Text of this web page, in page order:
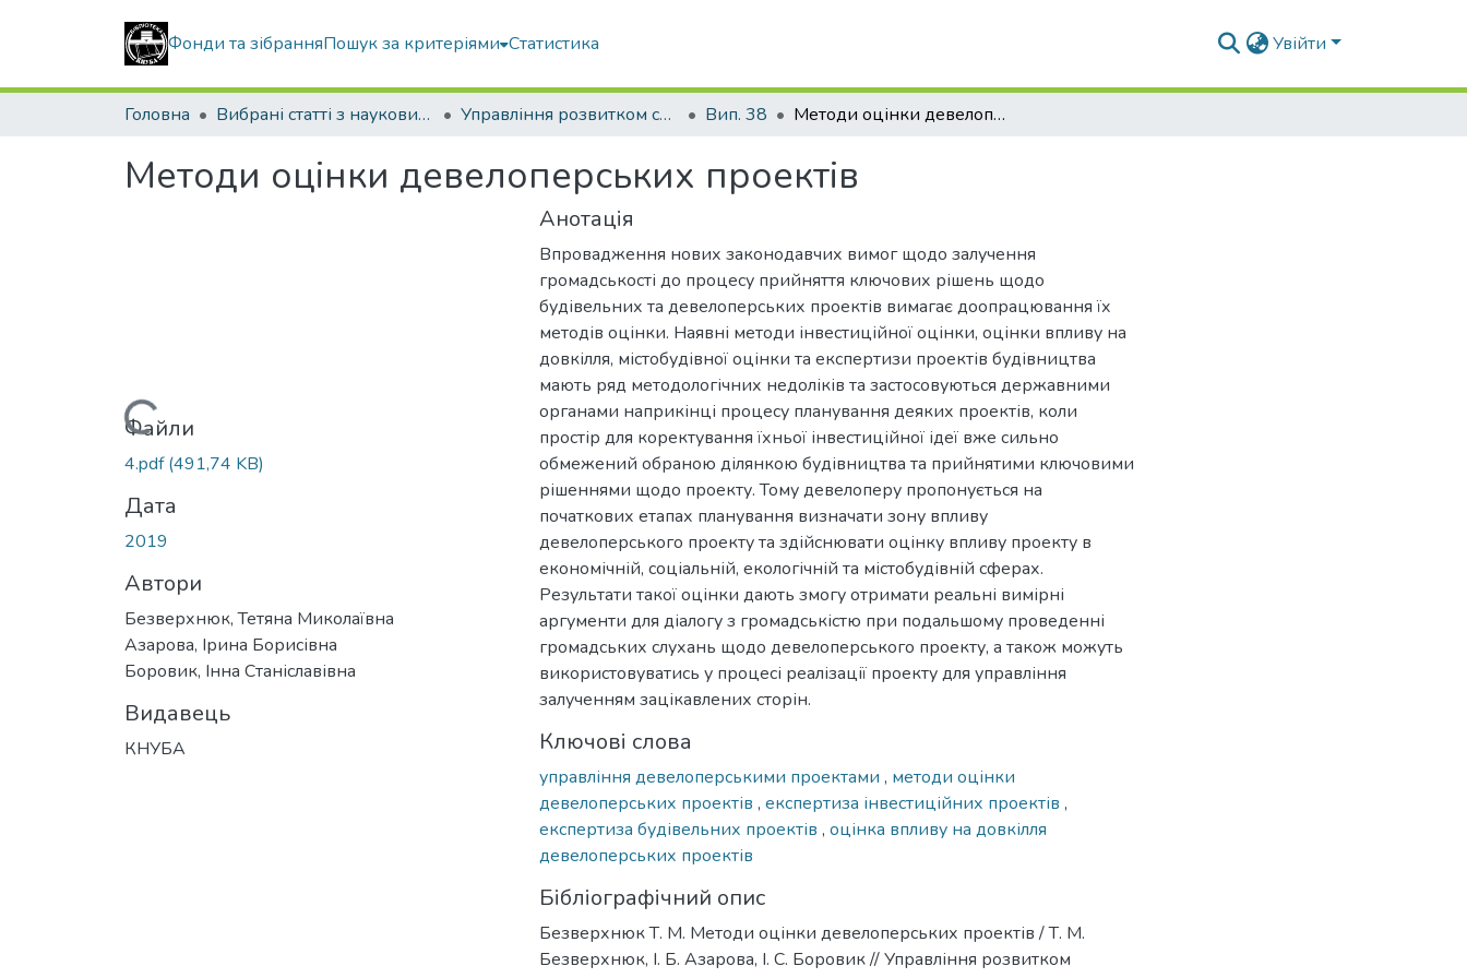
Фонди та зібранняПошук за критеріями Статистика Увійти
Головна Вибрані статті з наукових збірників КНУБА Управління розвитком складних систем Вип. 38 Методи оцінки девелоперських проектів
Методи оцінки девелоперських проектів
Вантажиться...
Файли
4.pdf(491,74 KB)
Дата
2019
Автори
Безверхнюк, Тетяна Миколаївна
Азарова, Ірина Борисівна
Боровик, Інна Станіславівна
Видавець
КНУБА
Анотація
Впровадження нових законодавчих вимог щодо залучення
громадськості до процесу прийняття ключових рішень щодо
будівельних та девелоперських проектів вимагає доопрацювання їх
методів оцінки. Наявні методи інвестиційної оцінки, оцінки впливу на
довкілля, містобудівної оцінки та експертизи проектів будівництва
мають ряд методологічних недоліків та застосовуються державними
органами наприкінці процесу планування деяких проектів, коли
простір для коректування їхньої інвестиційної ідеї вже сильно
обмежений обраною ділянкою будівництва та прийнятими ключовими
рішеннями щодо проекту. Тому девелоперу пропонується на
початкових етапах планування визначати зону впливу
девелоперського проекту та здійснювати оцінку впливу проекту в
економічній, соціальній, екологічній та містобудівній сферах.
Результати такої оцінки дають змогу отримати реальні вимірні
аргументи для діалогу з громадськістю при подальшому проведенні
громадських слухань щодо девелоперського проекту, а також можуть
використовуватись у процесі реалізації проекту для управління
залученням зацікавлених сторін.
Ключові слова
управління девелоперськими проектами , методи оцінки
девелоперських проектів , експертиза інвестиційних проектів ,
експертиза будівельних проектів , оцінка впливу на довкілля
девелоперських проектів
Бібліографічний опис
Безверхнюк Т. М. Методи оцінки девелоперських проектів / Т. М.
Безверхнюк, І. Б. Азарова, І. С. Боровик // Управління розвитком